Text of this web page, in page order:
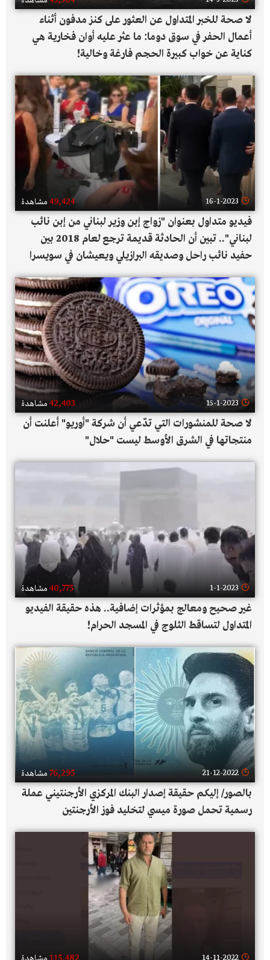
لا صحة للخبر المتداول عن العثور على كنز مدفون أثناء
أعمال الحفر في سوق دوما: ما عثر عليه أوان فخارية هي
كناية عن خواب كبيرة الحجم فارغة وخالية!
16-1-2023
49,424 مشاهدة
فيديو متداول بعنوان "زواج إبن وزير لبناني من إبن نائب
لبناني".. تبين أن الحادثة قديمة ترجع لعام 2018 بين
حفيد نائب راحل وصديقه البرازيلي ويعيشان في سويسرا
15-1-2023
42,403 مشاهدة
لا صحة للمنشورات التي تدّعي أن شركة "أوريو" أعلنت أن
منتجاتها في الشرق الأوسط ليست "حلال"
1-1-2023
40,775 مشاهدة
غير صحيح ومعالج بمؤثرات إضافية.. هذه حقيقة الفيديو
المتداول لتساقط الثلوج في المسجد الحرام!
21-12-2022
76,295 مشاهدة
بالصور/ إليكم حقيقة إصدار البنك المركزي الأرجنتيني عملة
رسمية تحمل صورة ميسي لتخليد فوز الأرجنتين
14-11-2022